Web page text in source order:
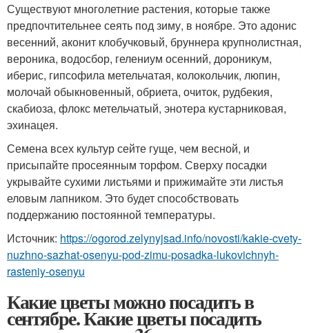
Существуют многолетние растения, которые также
предпочтительнее сеять под зиму, в ноябре. Это адонис
весенний, аконит клобучковый, бруннера крупнолистная,
вероника, водосбор, гелениум осенний, дороникум,
иберис, гипсофила метельчатая, колокольчик, люпин,
молочай обыкновенный, обриета, очиток, рудбекия,
скабиоза, флокс метельчатый, энотера кустарниковая,
эхинацея.
Семена всех культур сейте гуще, чем весной, и
присыпайте просеянным торфом. Сверху посадки
укрывайте сухими листьями и прижимайте эти листья
еловым лапником. Это будет способствовать
поддержанию постоянной температуры.
Источник: https://ogorod.zelynyjsad.info/novosti/kakie-cvety-
nuzhno-sazhat-osenyu-pod-zimu-posadka-lukovichnyh-
rasteniy-osenyu
Какие цветы можно посадить в
сентябре. Какие цветы посадить